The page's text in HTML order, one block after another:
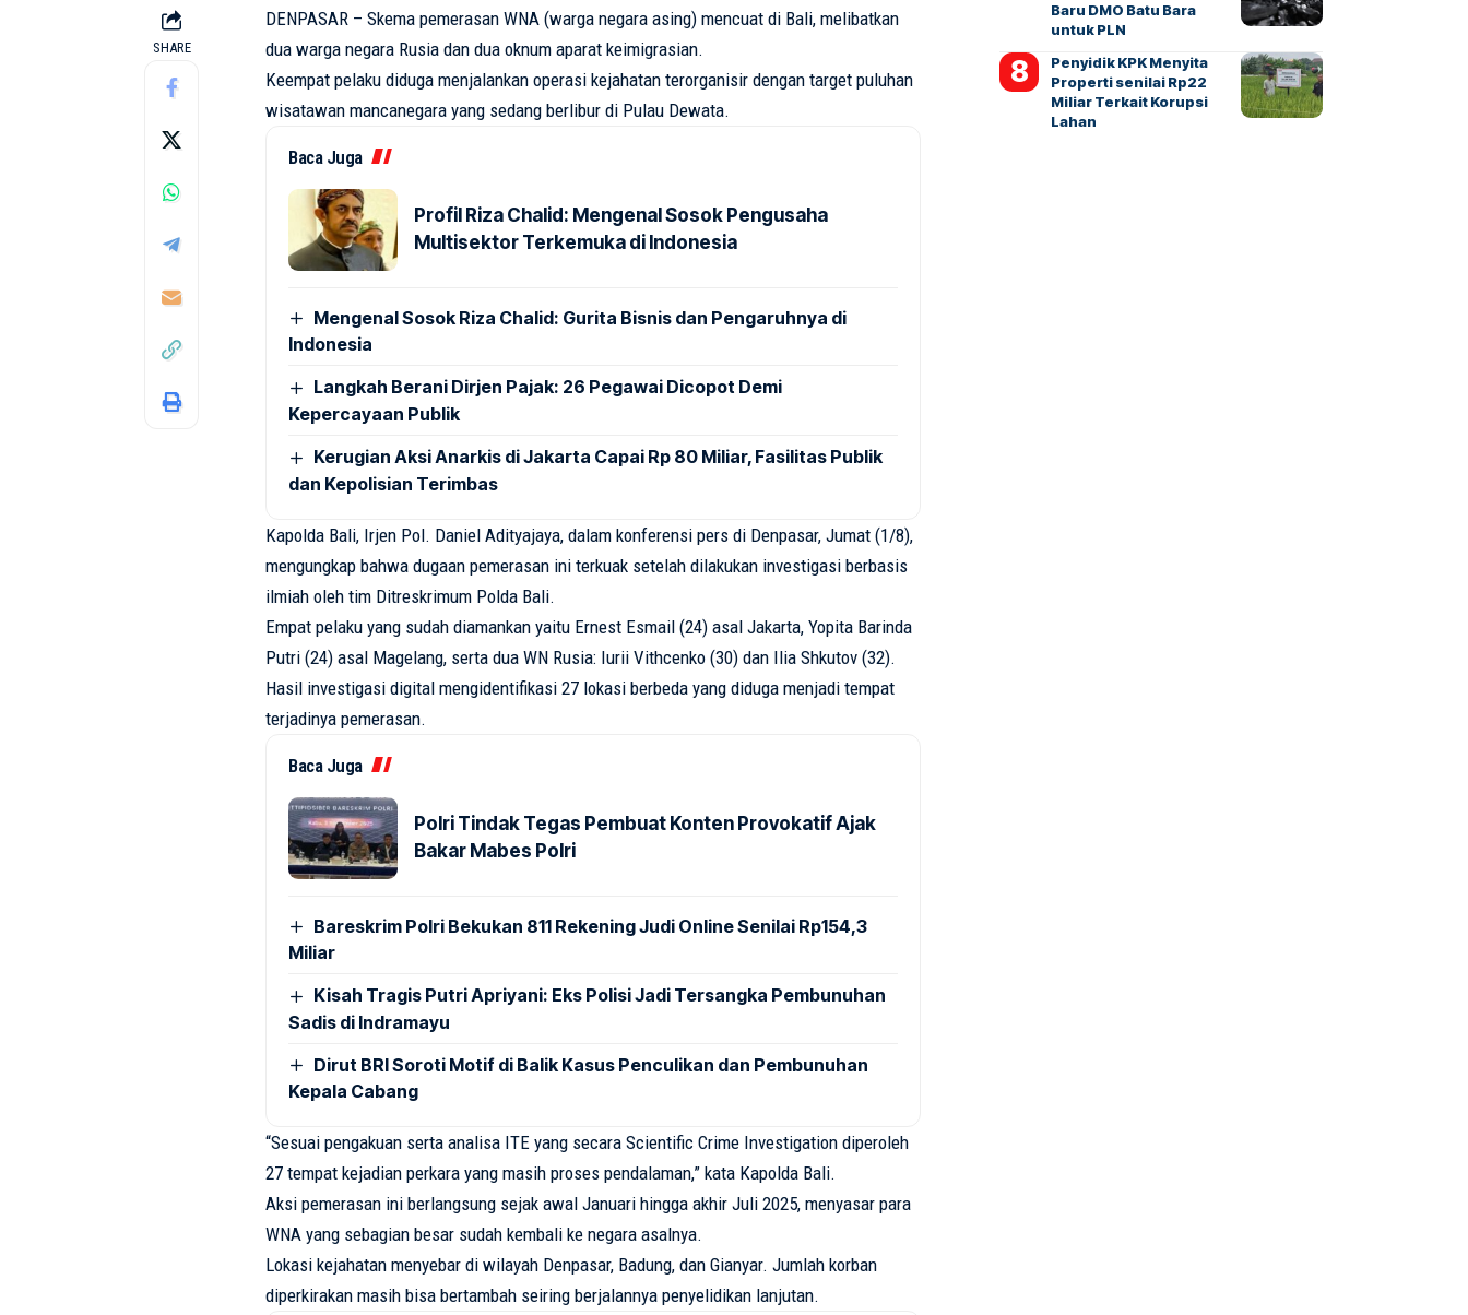
SHARE
DENPASAR – Skemapemerasan WNA (warga negara asing)mencuat di Bali,melibatkan
dua warga negara Rusia dandua oknum aparat keimigrasian.
Keempat pelaku diduga menjalankan operasi kejahatan terorganisir dengan targetpuluhan
wisatawan mancanegara yang sedang berlibur di Pulau Dewata.
Baca Juga
Profil Riza Chalid: Mengenal Sosok Pengusaha
Multisektor Terkemuka di Indonesia
Mengenal Sosok Riza Chalid: Gurita Bisnis dan Pengaruhnya di
Indonesia
Langkah Berani Dirjen Pajak: 26 Pegawai Dicopot Demi
Kepercayaan Publik
Kerugian Aksi Anarkis di Jakarta Capai Rp 80 Miliar, Fasilitas Publik
dan Kepolisian Terimbas
Kapolda Bali, Irjen Pol. DanielAdityajaya,dalam konferensi pers di Denpasar,Jumat (1/8),
mengungkap bahwa dugaan pemerasan ini terkuak setelah dilakukan investigasi berbasis
ilmiah olehtim Ditreskrimum Polda Bali.
Empat pelaku yang sudah diamankan yaitu Ernest Esmail (24)asal Jakarta,Yopita Barinda
Putri (24)asal Magelang, serta dua WN Rusia: Iurii Vithcenko (30) dan IliaShkutov (32).
Hasil investigasi digitalmengidentifikasi 27 lokasi berbeda yangdiduga menjadi tempat
terjadinya pemerasan.
Baca Juga
Polri Tindak Tegas Pembuat Konten Provokatif Ajak
Bakar Mabes Polri
Bareskrim Polri Bekukan 811 Rekening Judi Online Senilai Rp154,3
Miliar
Kisah Tragis Putri Apriyani: Eks Polisi Jadi Tersangka Pembunuhan
Sadis di Indramayu
Dirut BRI Soroti Motif di Balik Kasus Penculikan dan Pembunuhan
Kepala Cabang
“Sesuai pengakuan serta analisa ITE yang secara Scientific Crime Investigationdiperoleh
27tempat kejadian perkara yangmasih prosespendalaman,” kata Kapolda Bali.
Aksi pemerasan ini berlangsung sejak awal Januari hingga akhir Juli 2025,menyasar para
WNA yang sebagian besar sudah kembali ke negaraasalnya.
Lokasikejahatan menyebar di wilayah Denpasar, Badung, danGianyar.Jumlah korban
diperkirakan masih bisa bertambah seiring berjalannya penyelidikan lanjutan.
Baru DMO Batu Bara
untuk PLN
Penyidik KPK Menyita
Properti senilai Rp22
Miliar Terkait Korupsi
Lahan